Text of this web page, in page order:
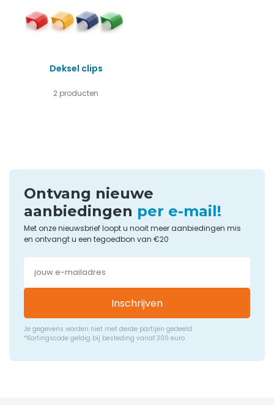
Deksel clips
2 producten
Ontvang nieuwe
aanbiedingen per e-mail!
Met onze nieuwsbrief loopt u nooit meer aanbiedingen mis
en ontvangt u een tegoedbon van €20
Inschrijven
Je gegevens worden niet met derde partijen gedeeld
*Kortingscode geldig bij besteding vanaf 300 euro